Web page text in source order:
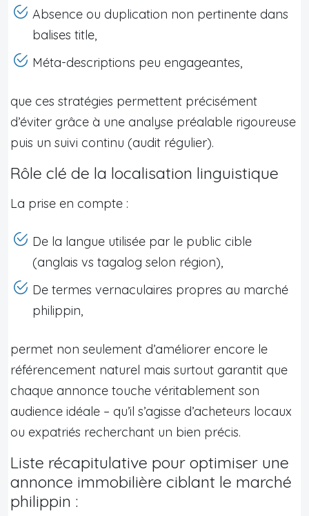
Absence ou duplication non pertinente dans
balises title,
Méta-descriptions peu engageantes,
que ces stratégies permettent précisément
d’éviter grâce à une analyse préalable rigoureuse
puis un suivi continu (audit régulier).
Rôle clé de la localisation linguistique
La prise en compte :
De la langue utilisée par le public cible
(anglais vs tagalog selon région),
De termes vernaculaires propres au marché
philippin,
permet non seulement d’améliorer encore le
référencement naturel mais surtout garantit que
chaque annonce touche véritablement son
audience idéale – qu’il s’agisse d’acheteurs locaux
ou expatriés recherchant un bien précis.
Liste récapitulative pour optimiser une
annonce immobilière ciblant le marché
philippin :